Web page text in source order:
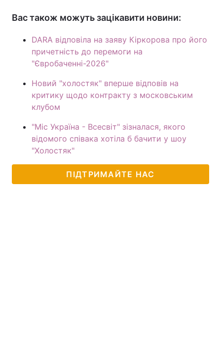
Вас також можуть зацікавити новини:
DARA відповіла на заяву Кіркорова про його
причетність до перемоги на
"Євробаченні-2026"
Новий "холостяк" вперше відповів на
критику щодо контракту з московським
клубом
"Міс Україна - Всесвіт" зізналася, якого
відомого співака хотіла б бачити у шоу
"Холостяк"
ПІДТРИМАЙТЕ НАС